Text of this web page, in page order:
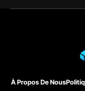
À Propos De Nous